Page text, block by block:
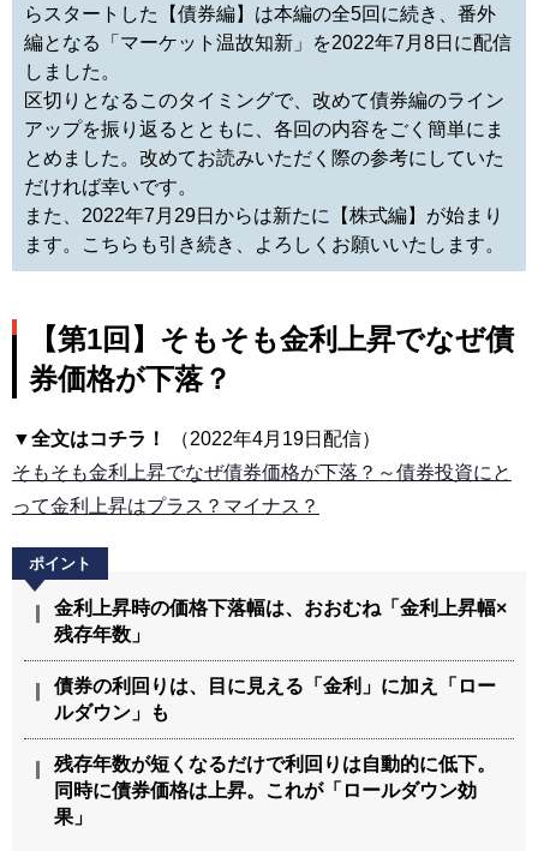
らスタートした【債券編】は本編の全5回に続き、番外
編となる「マーケット温故知新」を2022年7月8日に配信
しました。
区切りとなるこのタイミングで、改めて債券編のライン
アップを振り返るとともに、各回の内容をごく簡単にま
とめました。改めてお読みいただく際の参考にしていた
だければ幸いです。
また、2022年7月29日からは新たに【株式編】が始まり
ます。こちらも引き続き、よろしくお願いいたします。
【第1回】そもそも金利上昇でなぜ債
券価格が下落？
▼全文はコチラ！
（2022年4月19日配信）
そもそも金利上昇でなぜ債券価格が下落？～債券投資にと
って金利上昇はプラス？マイナス？
金利上昇時の価格下落幅は、おおむね「金利上昇幅×
残存年数」
債券の利回りは、目に見える「金利」に加え「ロー
ルダウン」も
残存年数が短くなるだけで利回りは自動的に低下。
同時に債券価格は上昇。これが「ロールダウン効
果」